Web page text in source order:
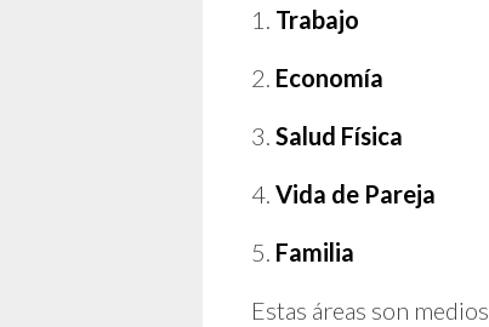
1. Trabajo
2. Economía
3. Salud Física
4. Vida de Pareja
5. Familia
Estas áreas son